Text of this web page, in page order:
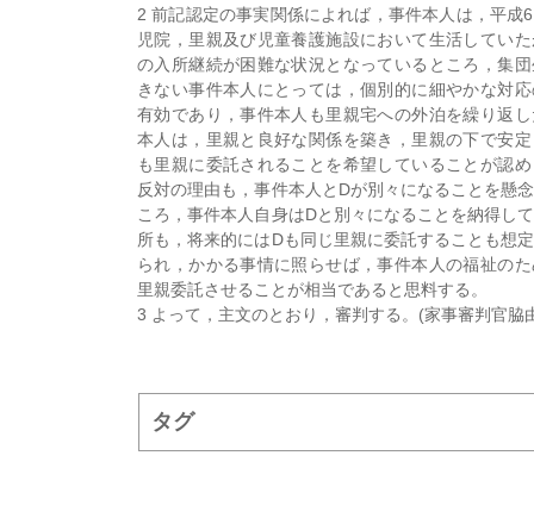
2 前記認定の事実関係によれば，事件本人は，平成
児院，里親及び児童養護施設において生活してい
の入所継続が困難な状況となっているところ，集
きない事件本人にとっては，個別的に細やかな対
有効であり，事件本人も里親宅への外泊を繰り返
本人は，里親と良好な関係を築き，里親の下で安
も里親に委託されることを希望していることが認
反対の理由も，事件本人とDが別々になることを懸
ころ，事件本人自身はDと別々になることを納得し
所も，将来的にはDも同じ里親に委託することも想
られ，かかる事情に照らせば，事件本人の福祉の
里親委託させることが相当であると思料する。
3 よって，主文のとおり，審判する。(家事審判官脇
タグ